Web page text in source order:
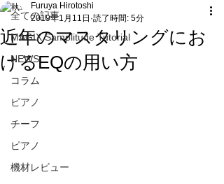
全ての記事
MAGIX Samplitude Tutorial
NEWS
コラム
ピアノ
チーフ
ピアノ
機材レビュー
近年のマスタリングにお
けるEQの用い方
Furuya Hirotoshi
2019年1月11日 読了時間: 5分